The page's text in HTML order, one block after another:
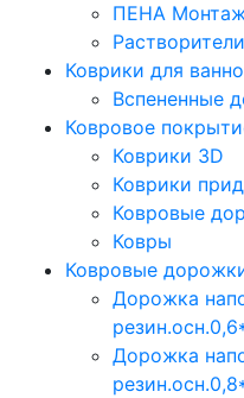
ПЕНА
Растворители
Коврики для
Вспененные
Ковровое
Коврики 3D
Коврики
Ковровые
Ковры
Ковровые
Дорожка
Дорожка